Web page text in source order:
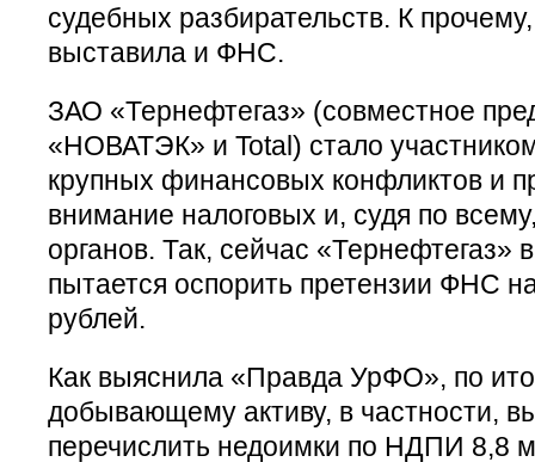
судебных разбирательств. К
выставила и ФНС.
ЗАО «Тернефтегаз» (совместное
«НОВАТЭК» и Total) стало
крупных финансовых конфликтов и
внимание налоговых и, судя по
органов. Так, сейчас
пытается оспорить претензии ФНС
рублей.
Как выяснила «Правда УрФО», по
добывающему активу, в частности,
перечислить недоимки по НДПИ 8,8